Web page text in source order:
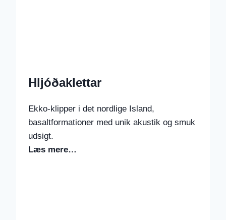
Hljóðaklettar
Ekko-klipper i det nordlige Island,
basaltformationer med unik akustik og smuk
udsigt.
Læs mere…